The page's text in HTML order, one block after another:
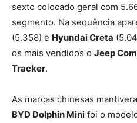
sexto colocado geral com
segmento. Na sequência
(5.358) e Hyundai Creta
os mais vendidos o Jeep
Tracker.
As marcas chinesas
BYD Dolphin Mini foi o